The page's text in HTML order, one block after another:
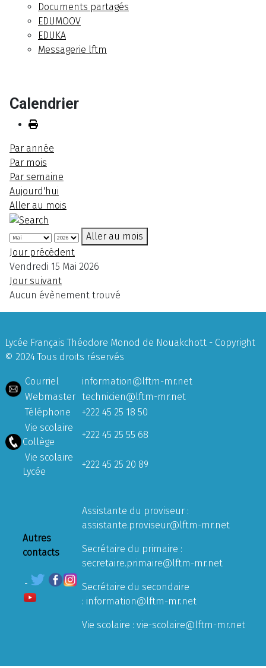
Documents partagés
EDUMOOV
EDUKA
Messagerie lftm
Calendrier
Par année
Par mois
Par semaine
Aujourd'hui
Aller au mois
Aller au mois
Jour précédent
Vendredi 15 Mai 2026
Jour suivant
Aucun évènement trouvé
Lycée Français Théodore Monod de Nouakchott - Copyright
© 2024 Tous droits réservés
Courriel
information@lftm-mr.net
Webmaster technicien@lftm-mr.net
Téléphone
+222 45 25 18 50
Vie scolaire
Collège
+222 45 25 55 68
Vie scolaire
Lycée
+222 45 25 20 89
Autres
contacts
Assistante du proviseur :
assistante.proviseur@lftm-mr.net
Secrétaire du primaire :
secretaire.primaire@lftm-mr.net
Secrétaire du secondaire
: information@lftm-mr.net
Vie scolaire : vie-scolaire@lftm-mr.net